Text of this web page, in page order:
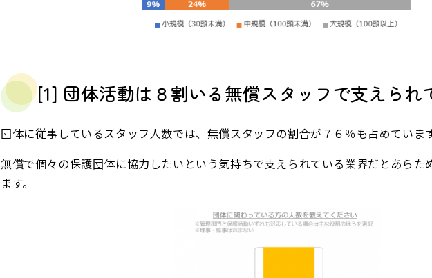
[1] 団体活動は８割いる無償スタッフで支えられ
団体に従事しているスタッフ人数では、無償スタッフの割合が７６％も占めています
無償で個々の保護団体に協力したいという気持ちで支えられている業界だとあらた
ます。